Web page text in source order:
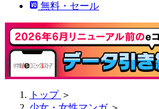
無料・セール
トップ ＞